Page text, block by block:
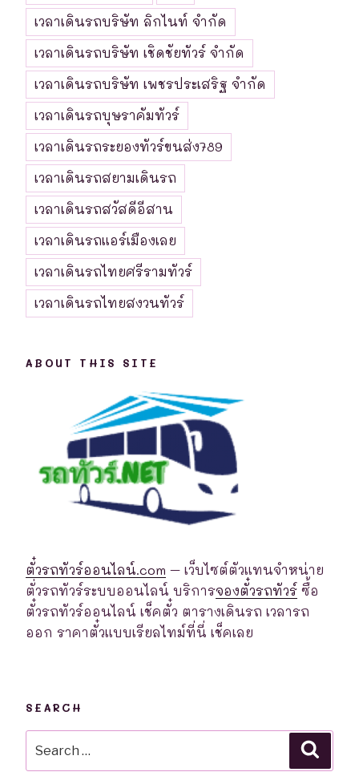
เวลาเดินรถบริษัท ลิกไนท์ จำกัด
เวลาเดินรถบริษัท เชิดชัยทัวร์ จำกัด
เวลาเดินรถบริษัท เพชรประเสริฐ จำกัด
เวลาเดินรถบุษราคัมทัวร์
เวลาเดินรถระยองทัวร์ขนส่ง789
เวลาเดินรถสยามเดินรถ
เวลาเดินรถสวัสดีอีสาน
เวลาเดินรถแอร์เมืองเลย
เวลาเดินรถไทยศรีรามทัวร์
เวลาเดินรถไทยสงวนทัวร์
ABOUT THIS SITE
ตั๋วรถทัวร์ออนไลน์.com – เว็บไซต์ตัวแทนจำหน่าย
ตั่วรถทัวร์ระบบออนไลน์ บริการจองตั๋วรถทัวร์ ซื้อ
ตั๋วรถทัวร์ออนไลน์ เช็คตั๋ว ตารางเดินรถ เวลารถ
ออก ราคาตั๋วแบบเรียลไทม์ที่นี่ เช็คเลย
SEARCH
for: